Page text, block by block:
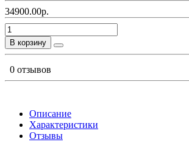
34900.00р.
В корзину
0 отзывов
Описание
Характеристики
Отзывы